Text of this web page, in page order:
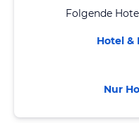
Folgende
Hotel &
Nur